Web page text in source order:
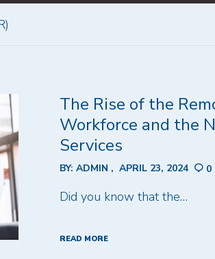
The Rise of the
Workforce and the
Services
BY: ADMIN APRIL 23, 2024 0
Did you know that the…
READ MORE